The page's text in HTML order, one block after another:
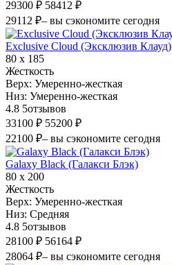
29300 ₽ 58412 ₽
29112 ₽– вы сэкономите сегодня
Exclusive Cloud (Эксклюзив Клауд)
80 х 185
Жесткость
Верх: Умеренно-жесткая
Низ: Умеренно-жесткая
4.8 5отзывов
33100 ₽ 55200 ₽
22100 ₽– вы сэкономите сегодня
Galaxy Black (Галакси Блэк)
80 х 200
Жесткость
Верх: Умеренно-жесткая
Низ: Средняя
4.8 5отзывов
28100 ₽ 56164 ₽
28064 ₽– вы сэкономите сегодня